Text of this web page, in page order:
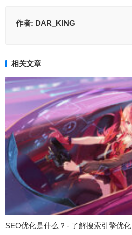
作者: DAR_KING
相关文章
SEO优化是什么？- 了解搜索引擎优化